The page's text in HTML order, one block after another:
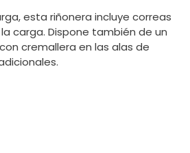
esta riñonera incluye correas
carga. Dispone también de un
cremallera en las alas de